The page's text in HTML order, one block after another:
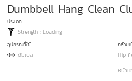
Dumbbell Hang Clean
ประเภท
Strength : Loading
อุปกรณ์ที่ใช้
ดัมเบล
กล้ามเ
Hip
หน้าแ